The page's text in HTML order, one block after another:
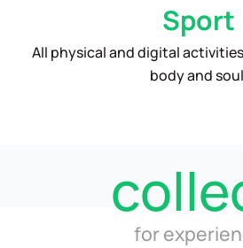
Sport
All physical and digital
body and
for